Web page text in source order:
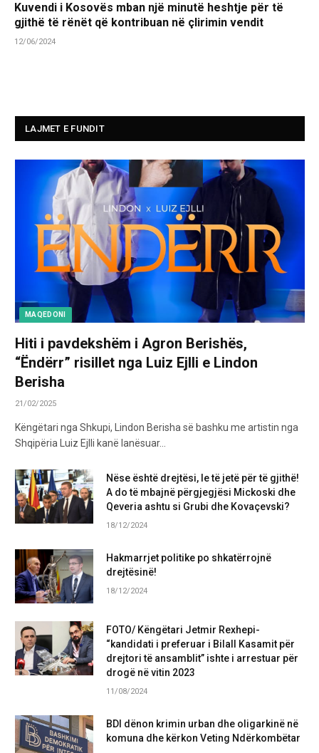
Kuvendi i Kosovës mban një minutë heshtje për të
gjithë të rënët që kontribuan në çlirimin vendit
12/06/2024
LAJMET E FUNDIT
MAQEDONI
Hiti i pavdekshëm i Agron Berishës,
“Ëndërr” risillet nga Luiz Ejlli e Lindon
Berisha
21/02/2025
Këngëtari nga Shkupi, Lindon Berisha së bashku me artistin nga
Shqipëria Luiz Ejlli kanë lanësuar…
Nëse është drejtësi, le të jetë për të gjithë!
A do të mbajnë përgjegjësi Mickoski dhe
Qeveria ashtu si Grubi dhe Kovaçevski?
18/12/2024
Hakmarrjet politike po shkatërrojnë
drejtësinë!
18/12/2024
FOTO/ Këngëtari Jetmir Rexhepi-
“kandidati i preferuar i Bilall Kasamit për
drejtori të ansamblit” ishte i arrestuar për
drogë në vitin 2023
11/08/2024
BDI dënon krimin urban dhe oligarkinë në
komuna dhe kërkon Veting Ndërkombëtar